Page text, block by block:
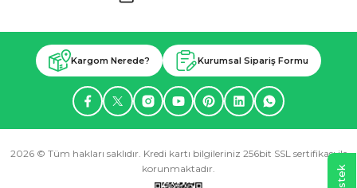
Kargom Nerede? Kurumsal Sipariş Formu
2026 © Tüm hakları saklıdır. Kredi kartı bilgileriniz 256bit SSL sertifikası ile
korunmaktadır.